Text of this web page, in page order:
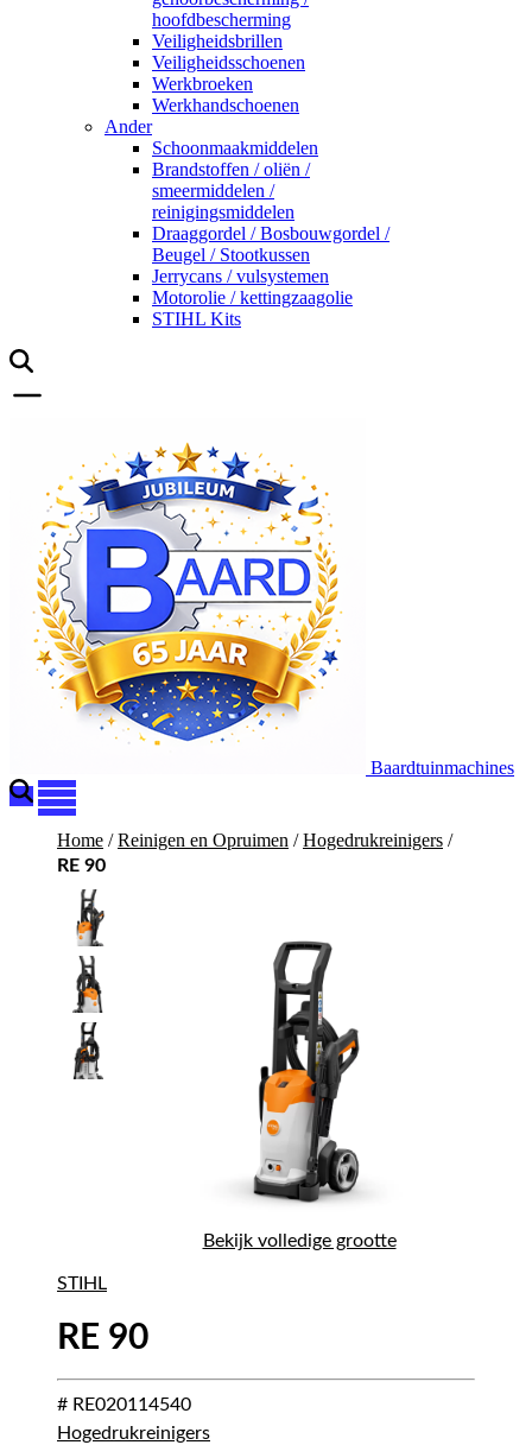
hoofdbescherming
Veiligheidsbrillen
Veiligheidsschoenen
Werkbroeken
Werkhandschoenen
Ander
Schoonmaakmiddelen
Brandstoffen / oliën /
smeermiddelen /
reinigingsmiddelen
Draaggordel / Bosbouwgordel /
Beugel / Stootkussen
Jerrycans / vulsystemen
Motorolie / kettingzaagolie
STIHL Kits
Baardtuinmachines
Home /Reinigen en Opruimen /Hogedrukreinigers /
RE 90
Bekijk volledige grootte
STIHL
RE 90
# RE020114540
Hogedrukreinigers